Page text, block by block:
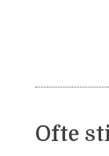
Ofte